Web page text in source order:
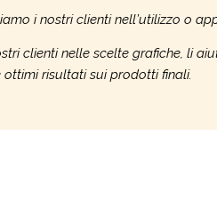
i nostri clienti nell’utilizzo o
clienti nelle scelte grafiche, li
risultati sui prodotti finali.